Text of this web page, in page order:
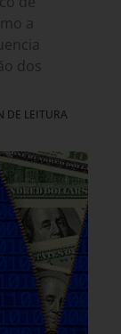
a
dos
DE LEITURA